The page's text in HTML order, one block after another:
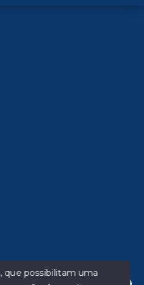
, que possibilitam uma